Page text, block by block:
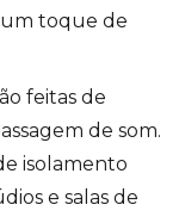
um toque de
feitas de
de som.
isolamento
e salas de